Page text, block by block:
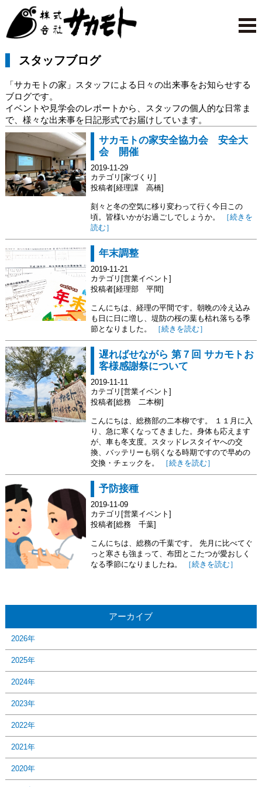
スタッフブログ
「サカモトの家」スタッフによる日々の出来事をお知らせする
ブログです。
イベントや見学会のレポートから、スタッフの個人的な日常ま
で、様々な出来事を日記形式でお届けしています。
サカモトの家安全協力会 安全大
会 開催
2019-11-29
カテゴリ[家づくり]
投稿者[経理課 高橋]
刻々と冬の空気に移り変わって行く今日この
頃。皆様いかがお過ごしでしょうか。
［続きを
読む］
年末調整
2019-11-21
カテゴリ[営業イベント]
投稿者[経理部 平間]
こんにちは、経理の平間です。朝晩の冷え込み
も日に日に増し、堤防の桜の葉も枯れ落ちる季
節となりました。
［続きを読む］
遅ればせながら 第７回 サカモトお
客様感謝祭について
2019-11-11
カテゴリ[営業イベント]
投稿者[総務 二本柳]
こんにちは、総務部の二本柳です。 １１月に入
り、急に寒くなってきました。身体も応えます
が、車も冬支度。スタッドレスタイヤへの交
換、バッテリーも弱くなる時期ですので早めの
交換・チェックを。
［続きを読む］
予防接種
2019-11-09
カテゴリ[営業イベント]
投稿者[総務 千葉]
こんにちは、総務の千葉です。 先月に比べてぐ
っと寒さも強まって、布団とこたつが愛おしく
なる季節になりましたね。
［続きを読む］
アーカイブ
2026年
2025年
2024年
2023年
2022年
2021年
2020年